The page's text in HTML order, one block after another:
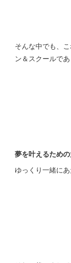
そんな中でも、
ン＆スクールで
夢を叶えるための
ゆっくり一緒に